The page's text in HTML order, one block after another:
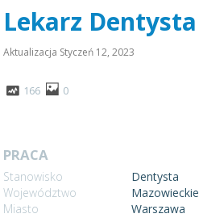
Lekarz Dentysta
Aktualizacja Styczeń 12, 2023
166 0
PRACA
Stanowisko
Dentysta
Województwo
Mazowieckie
Miasto
Warszawa